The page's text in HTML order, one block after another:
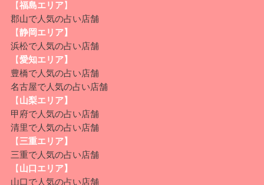
【福島エリア】
郡山で人気の占い店舗
【静岡エリア】
浜松で人気の占い店舗
【愛知エリア】
豊橋で人気の占い店舗
名古屋で人気の占い店舗
【 山梨エリア】
甲府で人気の占い店舗
清里で人気の占い店舗
【三重エリア】
三重で人気の占い店舗
【 山口エリア】
山口で人気の占い店舗